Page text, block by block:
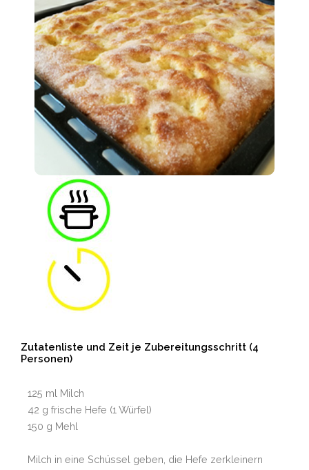
Zutatenliste und Zeit je Zubereitungsschritt (4
Personen)
125 ml Milch
42 g frische Hefe (1 Würfel)
150 g Mehl
Milch in eine Schüssel geben, die Hefe zerkleinern